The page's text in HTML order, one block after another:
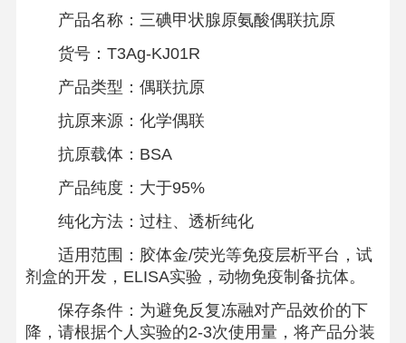
产品名称：三碘甲状腺原氨酸偶联抗原
货号：T3Ag-KJ01R
产品类型：偶联抗原
抗原来源：化学偶联
抗原载体：BSA
产品纯度：大于95%
纯化方法：过柱、透析纯化
适用范围：胶体金/荧光等免疫层析平台，试
剂盒的开发，ELISA实验，动物免疫制备抗体。
保存条件：为避免反复冻融对产品效价的下
降，请根据个人实验的2-3次使用量，将产品分装